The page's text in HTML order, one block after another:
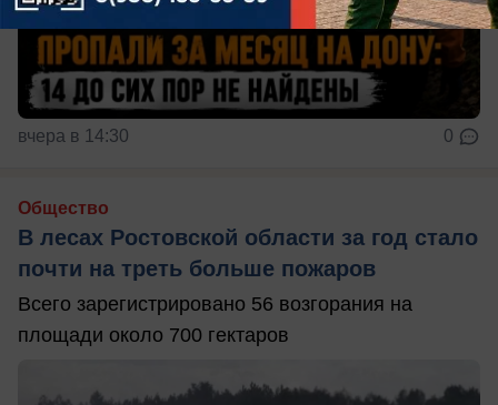
вчера в 14:30 0
Общество
В лесах Ростовской области за год стало
почти на треть больше пожаров
Всего зарегистрировано 56 возгорания на
площади около 700 гектаров